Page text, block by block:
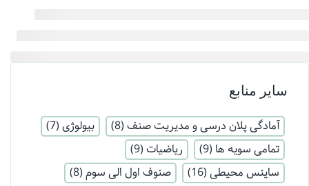
سایر منابع
آمادگی پلان درسی و مدیریت صنف (8) بیولوژی (7)
تمامی سویه ها (9) ریاضیات (9)
ساینس محیطی (16) صنوف اول الی سوم (8)